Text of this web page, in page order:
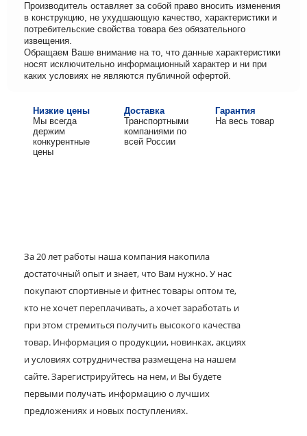
Производитель оставляет за собой право вносить изменения
в конструкцию, не ухудшающую качество, характеристики и
потребительские свойства товара без обязательного
извещения.
Обращаем Ваше внимание на то, что данные характеристики
носят исключительно информационный характер и ни при
каких условиях не являются публичной офертой.
Низкие цены
Мы всегда
держим
конкурентные
цены
Доставка
Транспортными
компаниями по
всей России
Гарантия
На весь товар
За 20 лет работы наша компания накопила
достаточный опыт и знает, что Вам нужно. У нас
покупают спортивные и фитнес товары оптом те,
кто не хочет переплачивать, а хочет заработать и
при этом стремиться получить высокого качества
товар. Информация о продукции, новинках, акциях
и условиях сотрудничества размещена на нашем
сайте. Зарегистрируйтесь на нем, и Вы будете
первыми получать информацию о лучших
предложениях и новых поступлениях.